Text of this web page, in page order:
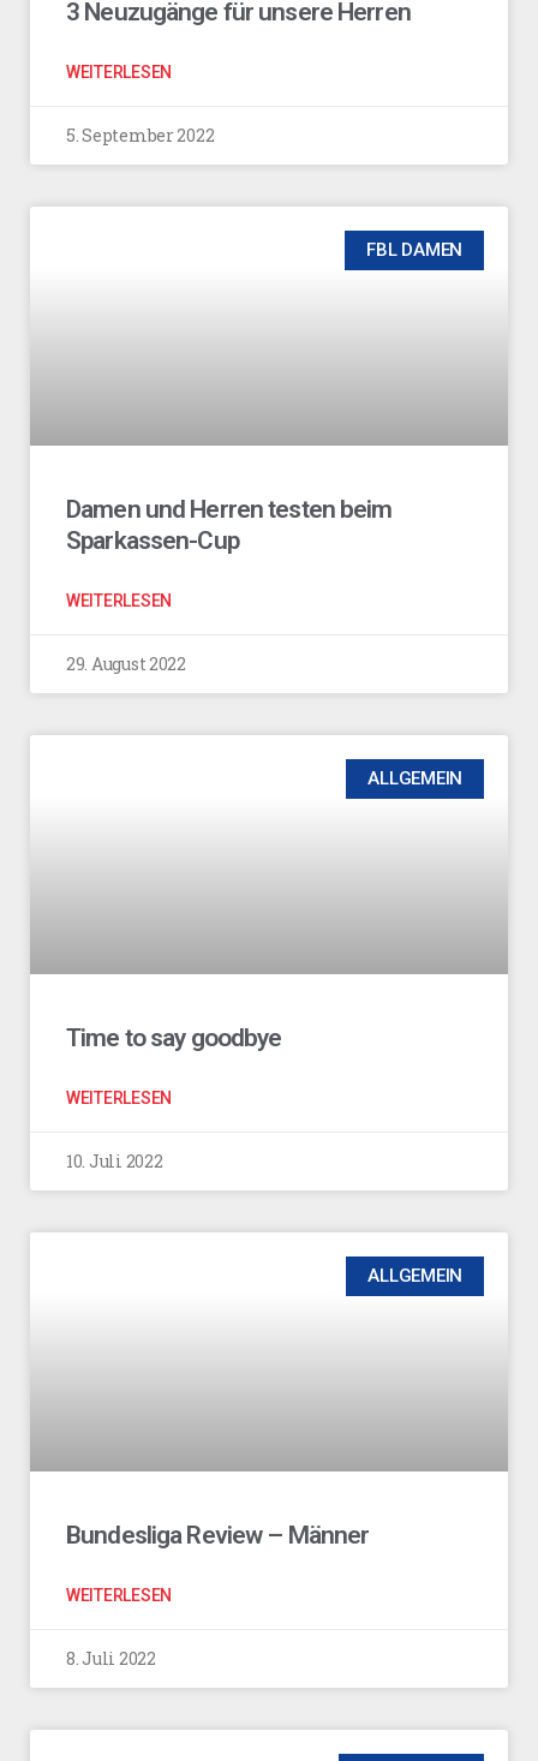
3 Neuzugänge für unsere Herren
WEITERLESEN
5. September 2022
FBL DAMEN
Damen und Herren testen beim
Sparkassen-Cup
WEITERLESEN
29. August 2022
ALLGEMEIN
Time to say goodbye
WEITERLESEN
10. Juli 2022
ALLGEMEIN
Bundesliga Review – Männer
WEITERLESEN
8. Juli 2022